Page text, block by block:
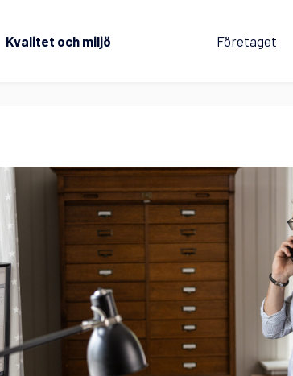
Kvalitet och miljö Företaget